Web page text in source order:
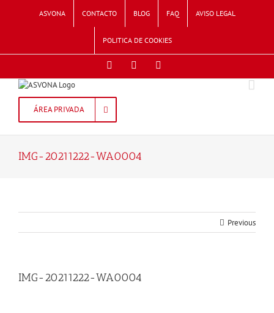
ASVONA CONTACTO BLOG FAQ AVISO LEGAL
POLITICA DE COOKIES
FacebookTwitter
ÁREA PRIVADA
IMG-20211222-WA0004
Previous
IMG-20211222-WA0004